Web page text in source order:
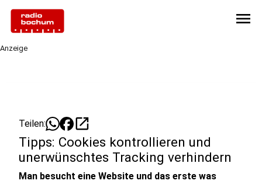
menu
Anzeige
Teilen: open_in_new
Tipps: Cookies kontrollieren und
unerwünschtes Tracking verhindern
Man besucht eine Website und das erste was